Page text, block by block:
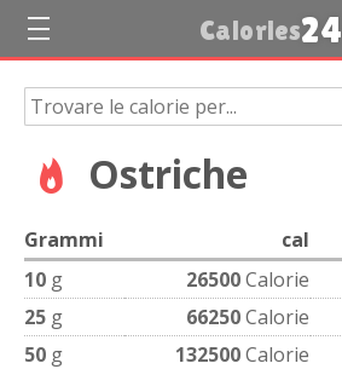
Calories24
Ostriche
Grammi cal
10 g 26500Calorie
25 g 66250Calorie
50 g 132500Calorie